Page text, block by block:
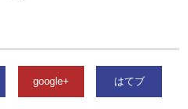
google+ はてブ